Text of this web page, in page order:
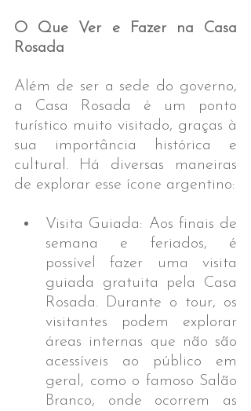
O Que Ver e Fazer na Casa
Rosada
Além de ser a sede do governo,
a Casa Rosada é um ponto
turístico muito visitado, graças à
sua importância histórica e
cultural. Há diversas maneiras
de explorar esse ícone argentino:
Visita Guiada: Aos finais de
semana e feriados, é
possível fazer uma visita
guiada gratuita pela Casa
Rosada. Durante o tour, os
visitantes podem explorar
áreas internas que não são
acessíveis ao público em
geral, como o famoso Salão
Branco, onde ocorrem as